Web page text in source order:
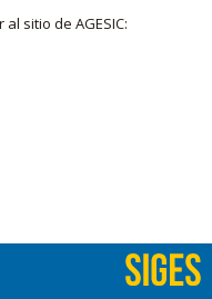
sitio de AGESIC: